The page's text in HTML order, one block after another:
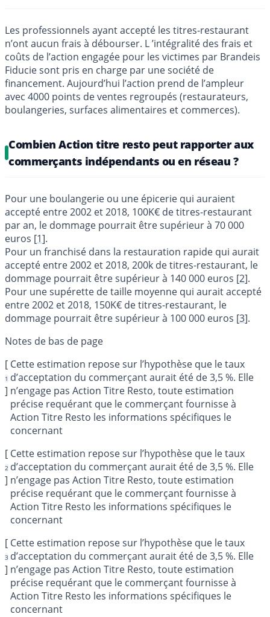
Les professionnels ayant accepté les titres-restaurant
n’ont aucun frais à débourser. L ’intégralité des frais et
coûts de l’action engagée pour les victimes par Brandeis
Fiducie sont pris en charge par une société de
financement. Aujourd’hui l’action prend de l’ampleur
avec 4000 points de ventes regroupés (restaurateurs,
boulangeries, surfaces alimentaires et commerces).
Combien Action titre resto peut rapporter aux
commerçants indépendants ou en réseau ?
Pour une boulangerie ou une épicerie qui auraient
accepté entre 2002 et 2018, 100K€ de titres-restaurant
par an, le dommage pourrait être supérieur à 70 000
euros [1].
Pour un franchisé dans la restauration rapide qui aurait
accepté entre 2002 et 2018, 200k de titres-restaurant, le
dommage pourrait être supérieur à 140 000 euros [2].
Pour une supérette de taille moyenne qui aurait accepté
entre 2002 et 2018, 150K€ de titres-restaurant, le
dommage pourrait être supérieur à 100 000 euros [3].
[
1
]
Cette estimation repose sur l’hypothèse que le taux
d’acceptation du commerçant aurait été de 3,5 %. Elle
n’engage pas Action Titre Resto, toute estimation
précise requérant que le commerçant fournisse à
Action Titre Resto les informations spécifiques le
concernant
[
2
]
Cette estimation repose sur l’hypothèse que le taux
d’acceptation du commerçant aurait été de 3,5 %. Elle
n’engage pas Action Titre Resto, toute estimation
précise requérant que le commerçant fournisse à
Action Titre Resto les informations spécifiques le
concernant
[
3
]
Cette estimation repose sur l’hypothèse que le taux
d’acceptation du commerçant aurait été de 3,5 %. Elle
n’engage pas Action Titre Resto, toute estimation
précise requérant que le commerçant fournisse à
Action Titre Resto les informations spécifiques le
concernant